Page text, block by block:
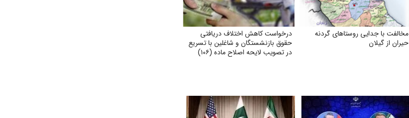
مخالفت با جدایی روستاهای گردنه
حیران از گیلان
درخواست کاهش اختلاف دریافتی
حقوق بازنشستگان و شاغلین با تسریع
در تصویب لایحه اصلاح ماده (۱۰۶)